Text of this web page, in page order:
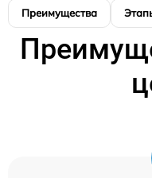
Преимущества